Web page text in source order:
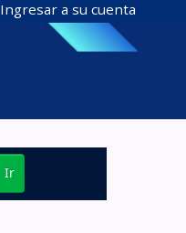
Ingresar a su cuenta
Ir